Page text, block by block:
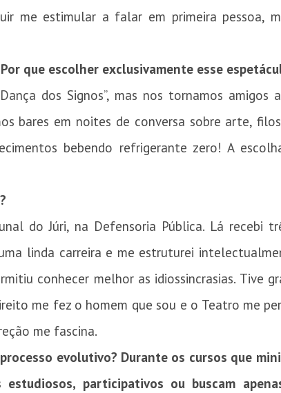
me estimular a falar em primeira pessoa,
que escolher exclusivamente esse
dos Signos”, mas nos tornamos amigos
bares em noites de conversa sobre arte,
bebendo refrigerante zero! A
do Júri, na Defensoria Pública. Lá recebi
linda carreira e me estruturei
conhecer melhor as idiossincrasias. Tive
me fez o homem que sou e o Teatro me
me fascina.
evolutivo? Durante os cursos que
participativos ou buscam